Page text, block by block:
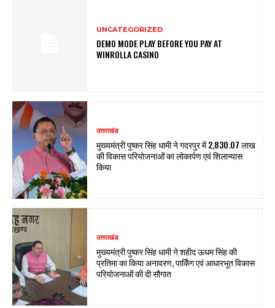
UNCATEGORIZED
DEMO MODE PLAY BEFORE YOU PAY AT
WINROLLA CASINO
उत्तराखंड
मुख्यमंत्री पुष्कर सिंह धामी ने गदरपुर में ₹2,830.07 लाख
की विकास परियोजनाओं का लोकार्पण एवं शिलान्यास
किया
उत्तराखंड
मुख्यमंत्री पुष्कर सिंह धामी ने शहीद ऊधम सिंह की
प्रतिमा का किया अनावरण, पार्किंग एवं आधारभूत विकास
परियोजनाओं की दी सौगात